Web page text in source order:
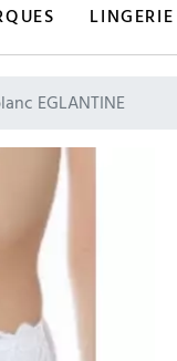
LINGERIE
EGLANTINE